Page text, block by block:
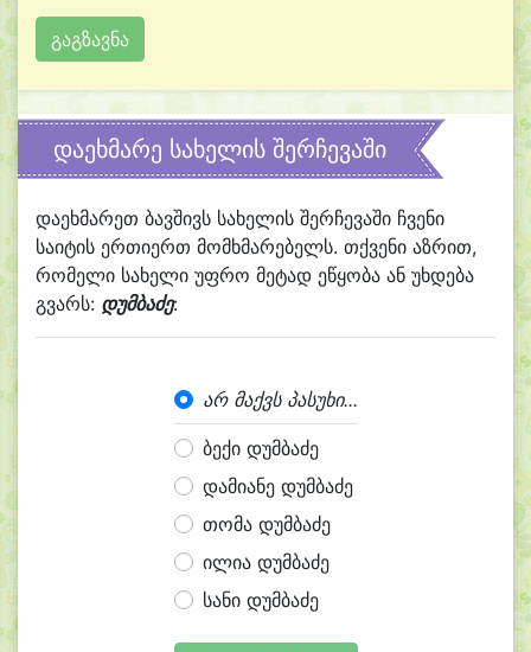
დაეხმარე სახელის შერჩევაში
დაეხმარეთ ბავშივს სახელის შერჩევაში ჩვენი
საიტის ერთიერთ მომხმარებელს. თქვენი აზრით,
რომელი სახელი უფრო მეტად ეწყობა ან უხდება
გვარს: დუმბაძე:
არ მაქვს პასუხი...
ბექი დუმბაძე
დამიანე დუმბაძე
თომა დუმბაძე
ილია დუმბაძე
სანი დუმბაძე